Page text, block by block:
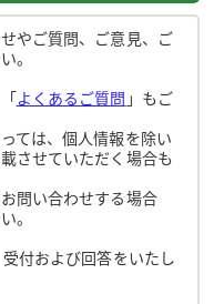
やご質問、ご意見、ご
。
よくあるご質問 」もご
ては、個人情報を除い
させていただく場合も
問い合わせする場合
。
付および回答をいたし